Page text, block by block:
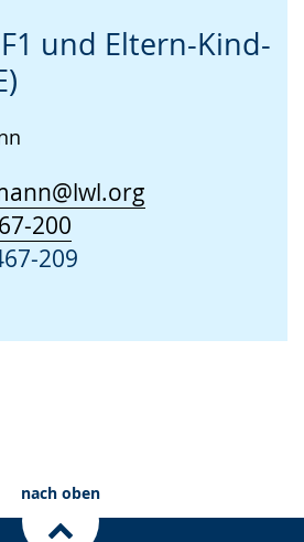
und Eltern-Kind-
200
209
nach oben